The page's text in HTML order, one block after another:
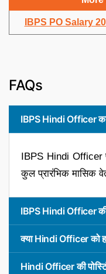
IBPS PO Salary
FAQs
IBPS Hindi Officer का
IBPS Hindi Officer
कुल प्रारंभिक मासिक
IBPS Hindi Officer की
क्या Hindi Officer को
Hindi Officer की